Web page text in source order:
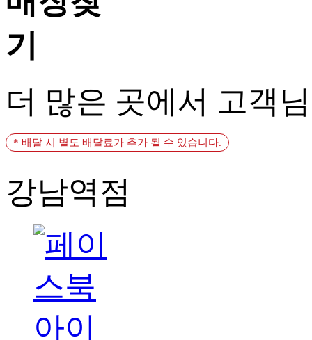
더 많은 곳에서 고객
* 배달 시 별도 배달료가 추가 될 수 있습니다.
강남역점